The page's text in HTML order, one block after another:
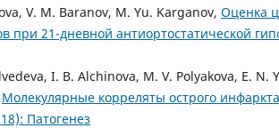
V. M. Baranov, M. Yu. Karganov, Оценка
при 21-дневной антиортостатической
I. B. Alchinova, M. V. Polyakova, E. N.
Молекулярные корреляты острого
Патогенез